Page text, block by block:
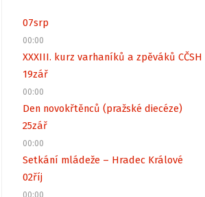
07srp
00:00
XXXIII. kurz varhaníků a zpěváků CČSH
19zář
00:00
Den novokřtěnců (pražské diecéze)
25zář
00:00
Setkání mládeže – Hradec Králové
02říj
00:00